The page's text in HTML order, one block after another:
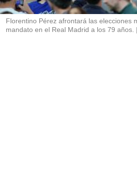
i
r
Florentino Pérez afrontará las elecciones
mandato en el Real Madrid a los 79 años.